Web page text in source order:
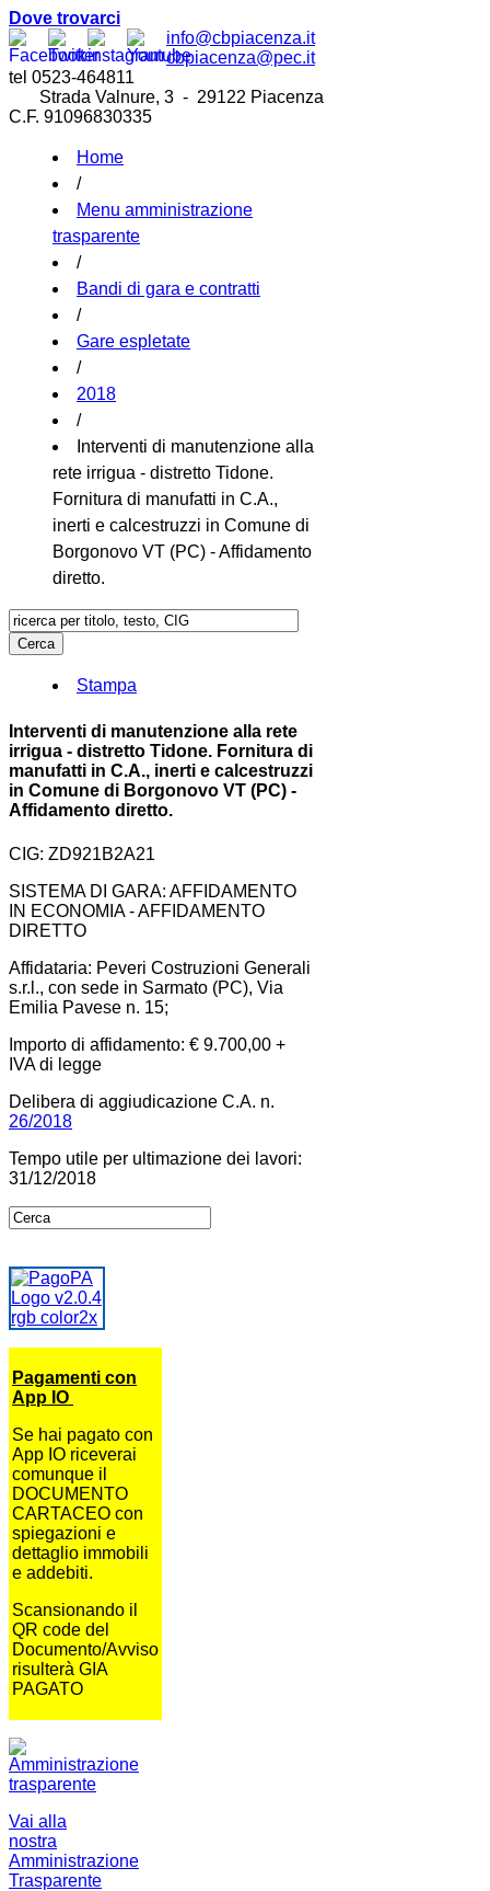
Dove trovarci
info@cbpiacenza.it
cbpiacenza@pec.it
tel 0523-464811
Strada Valnure, 3 - 29122 Piacenza
C.F. 91096830335
Home
/
Menu amministrazione
trasparente
/
Bandi di gara e contratti
/
Gare espletate
/
2018
/
Interventi di manutenzione alla
rete irrigua - distretto Tidone.
Fornitura di manufatti in C.A.,
inerti e calcestruzzi in Comune di
Borgonovo VT (PC) - Affidamento
diretto.
Stampa
Interventi di manutenzione alla rete
irrigua - distretto Tidone. Fornitura di
manufatti in C.A., inerti e calcestruzzi
in Comune di Borgonovo VT (PC) -
Affidamento diretto.
CIG: ZD921B2A21
SISTEMA DI GARA: AFFIDAMENTO
IN ECONOMIA - AFFIDAMENTO
DIRETTO
Affidataria: Peveri Costruzioni Generali
s.r.l., con sede in Sarmato (PC), Via
Emilia Pavese n. 15;
Importo di affidamento: € 9.700,00 +
IVA di legge
Delibera di aggiudicazione C.A. n.
26/2018
Tempo utile per ultimazione dei lavori:
31/12/2018
Pagamenti con
App IO
Se hai pagato con
App IO riceverai
comunque il
DOCUMENTO
CARTACEO con
spiegazioni e
dettaglio immobili
e addebiti.
Scansionando il
QR code del
Documento/Avviso
risulterà GIA
PAGATO
Vai alla
nostra
Amministrazione
Trasparente